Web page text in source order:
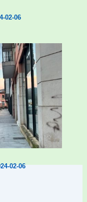
02-06
lehen
02-06